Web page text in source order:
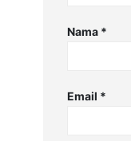
Nama *
Email *